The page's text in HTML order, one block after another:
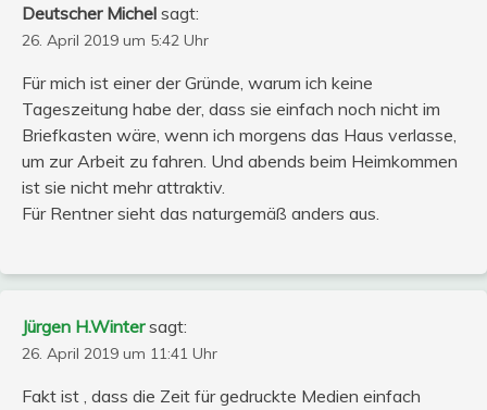
Deutscher Michel sagt:
26. April 2019 um 5:42 Uhr
Für mich ist einer der Gründe, warum ich keine
Tageszeitung habe der, dass sie einfach noch nicht im
Briefkasten wäre, wenn ich morgens das Haus verlasse,
um zur Arbeit zu fahren. Und abends beim Heimkommen
ist sie nicht mehr attraktiv.
Für Rentner sieht das naturgemäß anders aus.
Jürgen H.Winter sagt:
26. April 2019 um 11:41 Uhr
Fakt ist , dass die Zeit für gedruckte Medien einfach